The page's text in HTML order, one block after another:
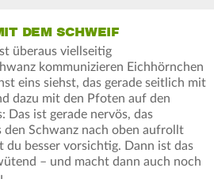
DEM SCHWEIF
überaus viellseitig
kommunizieren Eichhörnchen
eins siehst, das gerade seitlich mit
dazu mit den Pfoten auf den
Das ist gerade nervös, das
den Schwanz nach oben aufrollt
du besser vorsichtig. Dann ist das
– und macht dann auch noch